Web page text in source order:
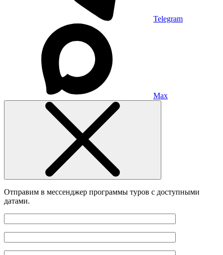
Telegram
Max
Отправим в мессенджер программы туров с доступными
датами.